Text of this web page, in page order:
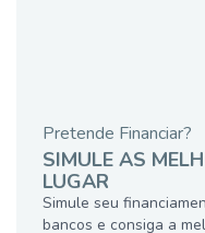
Pretende Financiar?
SIMULE AS
LUGAR
Simule seu
bancos e consiga a